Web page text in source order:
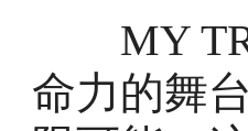
MY
命力的舞